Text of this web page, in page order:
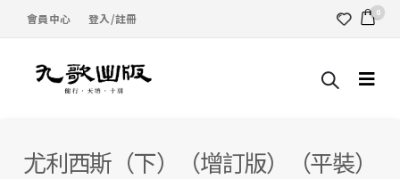
會員中心 登入/註冊 0
尤利西斯（下）（增訂版）（平裝）